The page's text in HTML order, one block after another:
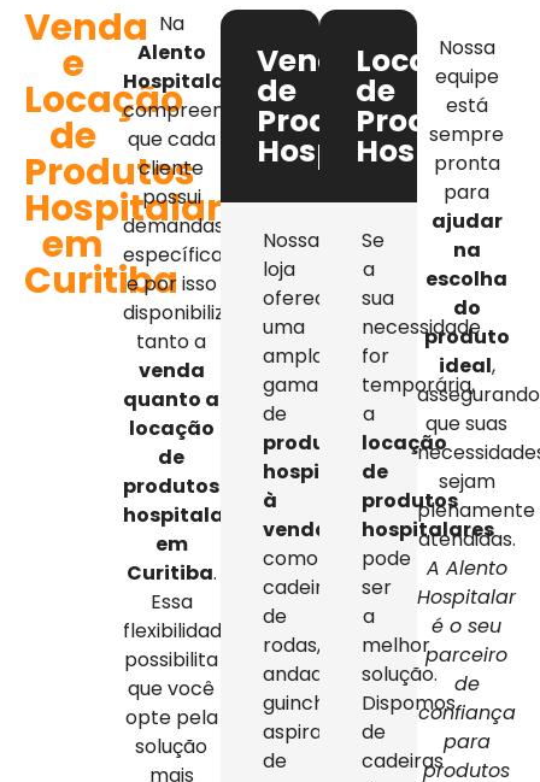
Venda
e
Locação
de
Produtos
Hospitalares
em
Curitiba
Na
Alento
Hospitalar
compreendemos
que cada
cliente
possui
demandas
específicas,
e por isso
disponibilizamos
tanto a
venda
quanto a
locação
de
produtos
hospitalares
em
Curitiba.
Essa
flexibilidade
possibilita
que você
opte pela
solução
mais
Venda
de
Produtos
Hospitalares
Nossa
loja
oferece
uma
ampla
gama
de
produtos
hospitalares
à
venda
como
cadeiras
de
rodas,
andadores,
guinchos,
aspiradores
de
Locação
de
Produtos
Se
a
sua
necessidade
for
temporária,
a
locação
de
produtos
hospitalares
pode
ser
a
melhor
solução.
Dispomos
de
cadeiras
Nossa
equipe
está
sempre
pronta
para
ajudar
na
escolha
do
produto
ideal,
assegurando
que suas
sejam
plenamente
atendidas.
A Alento
Hospitalar
é o seu
parceiro
de
confiança
para
produtos